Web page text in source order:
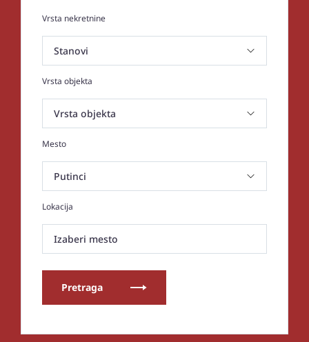
Vrsta nekretnine
Vrsta objekta
Mesto
Lokacija
Izaberi mesto
Pretraga